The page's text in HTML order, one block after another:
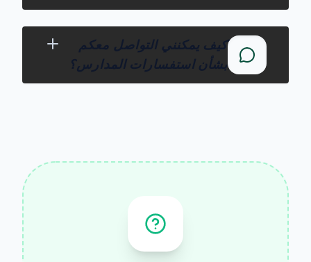
كيف يمكنني التواصل معكم
بشأن استفسارات المدارس؟